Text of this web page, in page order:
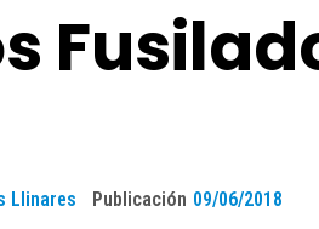
Llinares Publicación 09/06/2018